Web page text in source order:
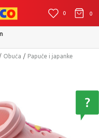
0 0
od 2 do 4 radna dana!
više
Obuća
Papuče i japanke